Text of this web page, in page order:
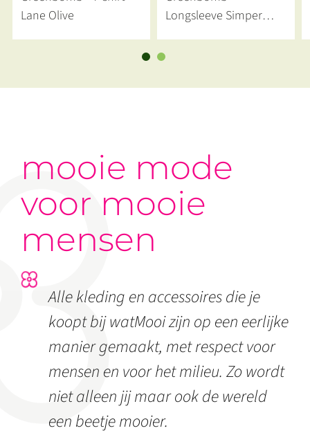
Lane Olive
Longsleeve Simper
mooie mode
voor mooie
mensen
Alle kleding en accessoires die je
koopt bij watMooi zijn op een eerlijke
manier gemaakt, met respect voor
mensen en voor het milieu. Zo wordt
niet alleen jij maar ook de wereld
een beetje mooier.